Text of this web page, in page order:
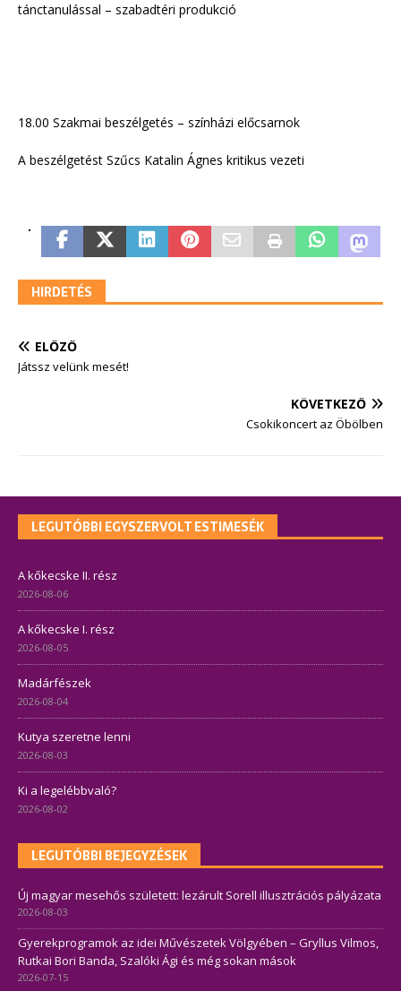
tánctanulással – szabadtéri produkció
18.00 Szakmai beszélgetés – színházi előcsarnok
A beszélgetést Szűcs Katalin Ágnes kritikus vezeti
HIRDETÉS
ELŐZŐ
Játssz velünk mesét!
KÖVETKEZŐ
Csokikoncert az Öbölben
LEGUTÓBBI EGYSZERVOLT ESTIMESÉK
A kőkecske II. rész
2026-08-06
A kőkecske I. rész
2026-08-05
Madárfészek
2026-08-04
Kutya szeretne lenni
2026-08-03
Ki a legelébbvaló?
2026-08-02
LEGUTÓBBI BEJEGYZÉSEK
Új magyar mesehős született: lezárult Sorell illusztrációs pályázata
2026-08-03
Gyerekprogramok az idei Művészetek Völgyében – Gryllus Vilmos,
Rutkai Bori Banda, Szalóki Ági és még sokan mások
2026-07-15